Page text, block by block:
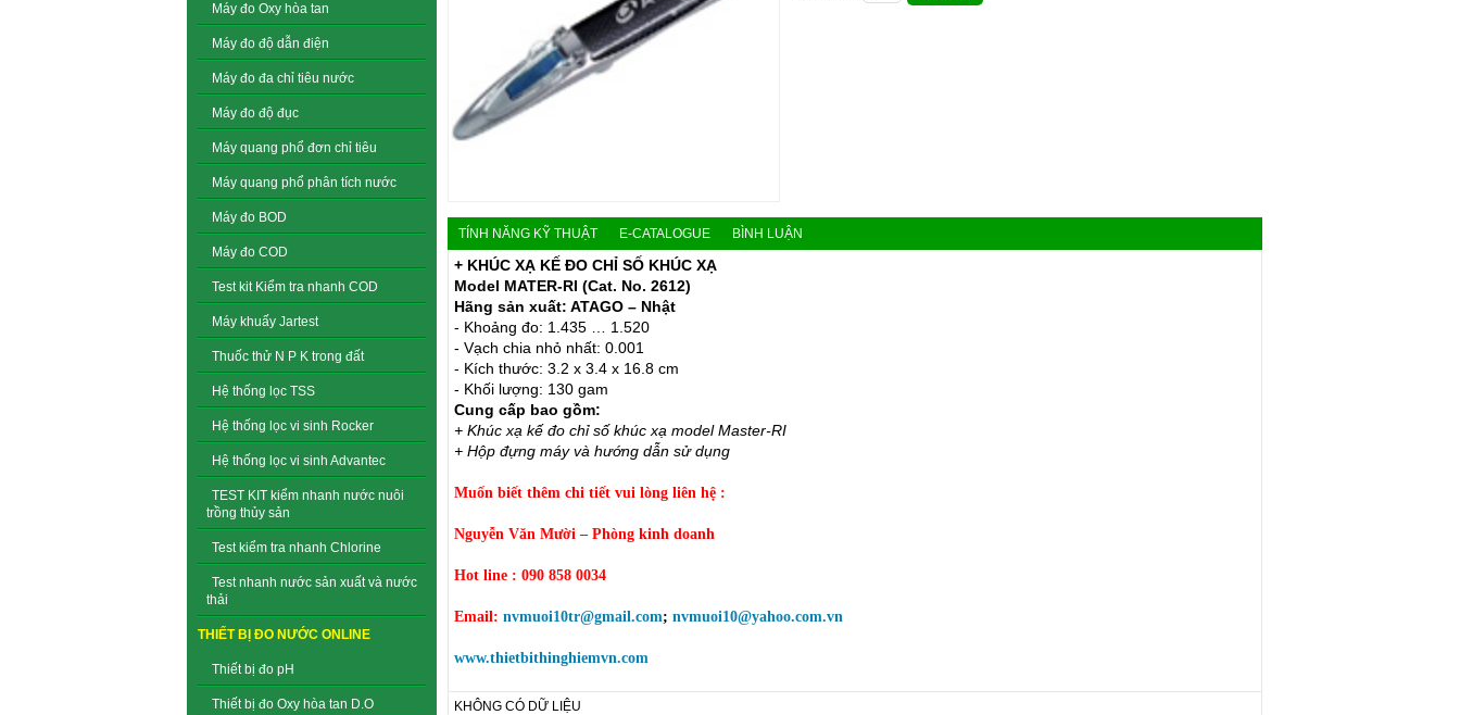
Máy đo Oxy hòa tan
Máy đo độ dẫn điện
Máy đo đa chỉ tiêu nước
Máy đo độ đục
Máy quang phổ đơn chỉ tiêu
Máy quang phổ phân tích nước
Máy đo BOD
Máy đo COD
Test kit Kiểm tra nhanh COD
Máy khuấy Jartest
Thuốc thử N P K trong đất
Hệ thống lọc TSS
Hệ thống lọc vi sinh Rocker
Hệ thống lọc vi sinh Advantec
TEST KIT kiểm nhanh nước nuôi
trồng thủy sản
Test kiểm tra nhanh Chlorine
Test nhanh nước sản xuất và nước
thải
THIẾT BỊ ĐO NƯỚC ONLINE
Thiết bị đo pH
Thiết bị đo Oxy hòa tan D.O
TÍNH NĂNG KỸ THUẬT E-CATALOGUE BÌNH LUẬN
+ KHÚC XẠ KẾ ĐO CHỈ SỐ KHÚC XẠ
Model MATER-RI (Cat. No. 2612)
Hãng sản xuất: ATAGO – Nhật
- Khoảng đo: 1.435 … 1.520
- Vạch chia nhỏ nhất: 0.001
- Kích thước: 3.2 x 3.4 x 16.8 cm
- Khối lượng: 130 gam
Cung cấp bao gồm:
+ Khúc xạ kế đo chỉ số khúc xạ model Master-RI
+ Hộp đựng máy và hướng dẫn sử dụng
Muốn biết thêm chi tiết vui lòng liên hệ :
Nguyễn Văn Mười – Phòng kinh doanh
Hot line : 090 858 0034
Email: nvmuoi10tr@gmail.com; nvmuoi10@yahoo.com.vn
www.thietbithinghiemvn.com
KHÔNG CÓ DỮ LIỆU